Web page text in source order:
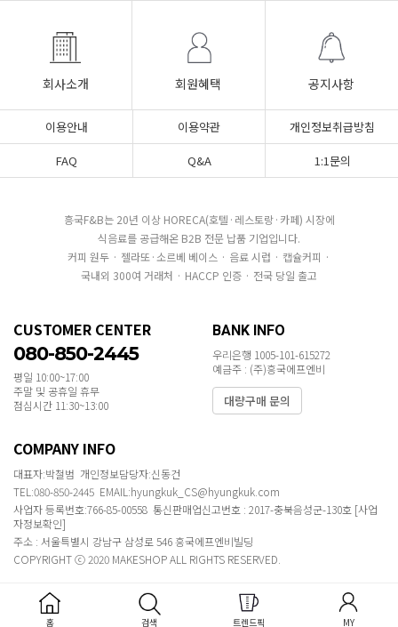
회사소개 회원혜택 공지사항
이용안내 이용약관
개인정보취급방침
FAQ
Q&A 1:1문의
흥국F&B는 20년 이상 HORECA(호텔·레스토랑·카페) 시장에
식음료를 공급해온 B2B 전문 납품 기업입니다.
커피 원두 · 젤라또·소르베 베이스 · 음료 시럽 · 캡슐커피 ·
국내외 300여 거래처 · HACCP 인증 · 전국 당일 출고
CUSTOMER CENTER
080-850-2445
평일 10:00~17:00
주말 및 공휴일 휴무
점심시간 11:30~13:00
BANK INFO
우리은행 1005-101-615272
예금주 : (주)흥국에프엔비
대량구매 문의
COMPANY INFO
대표자:박철범 개인정보담당자:신동건
TEL:080-850-2445 EMAIL:hyungkuk_CS@hyungkuk.com
사업자 등록번호:766-85-00558 통신판매업신고번호 : 2017-충북음성군-130호 [사업
자정보확인]
주소 : 서울특별시 강남구 삼성로 546 흥국에프엔비빌딩
COPYRIGHT ⓒ 2020 MAKESHOP ALL RIGHTS RESERVED.
홈 검색 트렌드픽 MY